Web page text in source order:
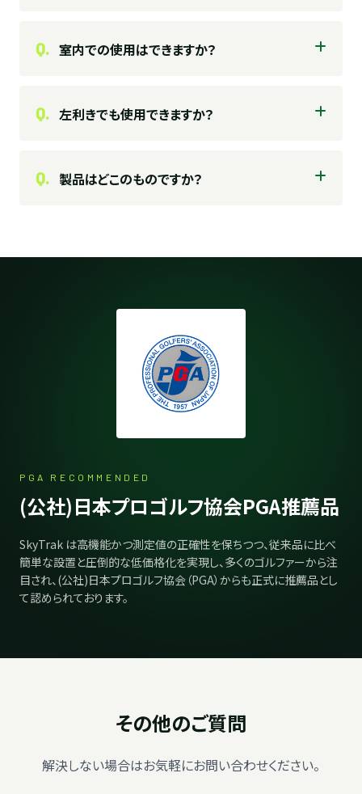
Q. 室内での使用はできますか？
Q. 左利きでも使用できますか？
Q. 製品はどこのものですか？
PGA RECOMMENDED
(公社)日本プロゴルフ協会PGA推薦品
SkyTrak は高機能かつ測定値の正確性を保ちつつ、従来品に比べ
簡単な設置と圧倒的な低価格化を実現し、多くのゴルファーから注
目され、(公社)日本プロゴルフ協会（PGA）からも正式に推薦品とし
て認められております。
その他のご質問
解決しない場合はお気軽にお問い合わせください。